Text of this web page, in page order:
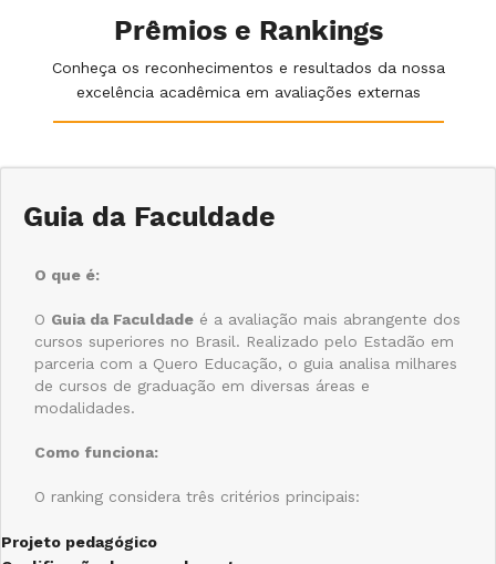
Prêmios e Rankings
Conheça os reconhecimentos e resultados da nossa
excelência acadêmica em avaliações externas
Guia da Faculdade
O que é:
O Guia da Faculdade é a avaliação mais abrangente dos
cursos superiores no Brasil. Realizado pelo Estadão em
parceria com a Quero Educação, o guia analisa milhares
de cursos de graduação em diversas áreas e
modalidades.
Como funciona:
O ranking considera três critérios principais:
Projeto pedagógico